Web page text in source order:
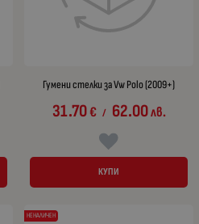
Гумени стелки за Vw Polo (2009+)
31.70€ / 62.00лв.
КУПИ
НЕНАЛИЧЕН